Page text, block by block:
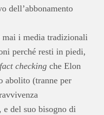
dell’abbonamento
mai i media tradizionali
perché resti in piedi,
fact checking che Elon
abolito (tranne per
del suo bisogno di